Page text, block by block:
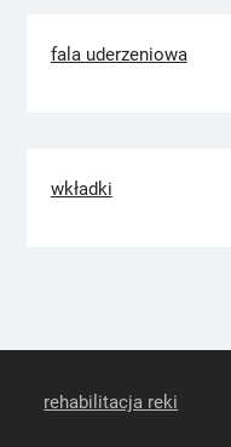
fala uderzeniowa
wkładki
rehabilitacja reki